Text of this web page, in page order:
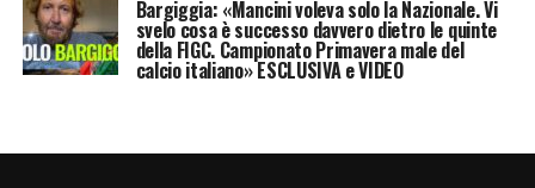
Bargiggia: «Mancini voleva solo la Nazionale. Vi
svelo cosa è successo davvero dietro le quinte
della FIGC. Campionato Primavera male del
calcio italiano» ESCLUSIVA e VIDEO